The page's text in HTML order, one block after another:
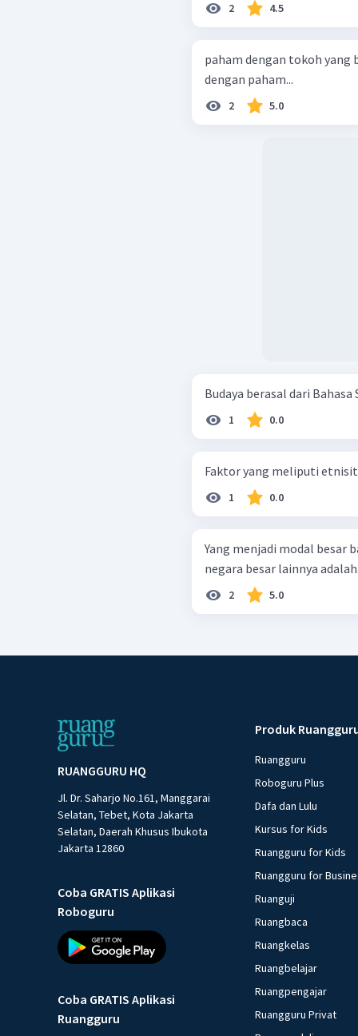
2 4.5
paham dengan tokoh
dengan paham...
2 5.0
Budaya berasal dari
1 0.0
Faktor yang meliputi
1 0.0
Yang menjadi modal besar
negara besar lainnya
2 5.0
RUANGGURU HQ
Jl. Dr. Saharjo No.161, Manggarai
Selatan, Tebet, Kota Jakarta
Selatan, Daerah Khusus Ibukota
Jakarta 12860
Coba GRATIS Aplikasi
Roboguru
Coba GRATIS Aplikasi
Ruangguru
Produk
Ruangguru
Roboguru Plus
Dafa dan Lulu
Kursus for Kids
Ruangguru for Kids
Ruangguru for
Ruanguji
Ruangbaca
Ruangkelas
Ruangbelajar
Ruangpengajar
Ruangguru Privat